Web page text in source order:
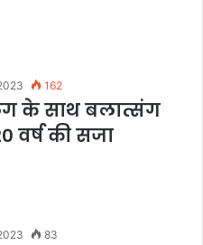
162
के साथ बलात्संग
वर्ष की सजा
83